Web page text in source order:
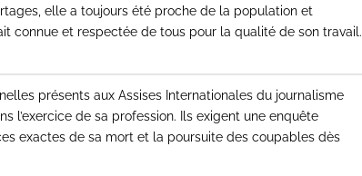
elle a toujours été proche de la population et
connue et respectée de tous pour la qualité de son travail.
présents aux Assises Internationales du journalisme
l’exercice de sa profession. Ils exigent une enquête
exactes de sa mort et la poursuite des coupables dès